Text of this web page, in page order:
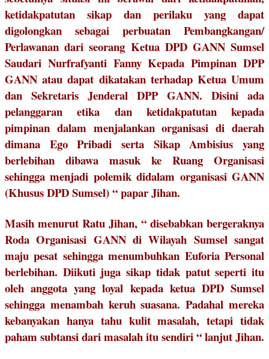
ketidakpatutan sikap dan perilaku yang dapat
digolongkan sebagai perbuatan Pembangkangan/
Perlawanan dari seorang Ketua DPD GANN Sumsel
Saudari Nurfrafyanti Fanny Kepada Pimpinan DPP
GANN atau dapat dikatakan terhadap Ketua Umum
dan Sekretaris Jenderal DPP GANN. Disini ada
pelanggaran etika dan ketidakpatutan kepada
pimpinan dalam menjalankan organisasi di daerah
dimana Ego Pribadi serta Sikap Ambisius yang
berlebihan dibawa masuk ke Ruang Organisasi
sehingga menjadi polemik didalam organisasi GANN
(Khusus DPD Sumsel) “ papar Jihan.
Masih menurut Ratu Jihan, “ disebabkan bergeraknya
Roda Organisasi GANN di Wilayah Sumsel sangat
maju pesat sehingga menumbuhkan Euforia Personal
berlebihan. Diikuti juga sikap tidak patut seperti itu
oleh anggota yang loyal kepada ketua DPD Sumsel
sehingga menambah keruh suasana. Padahal mereka
kebanyakan hanya tahu kulit masalah, tetapi tidak
paham subtansi dari masalah itu sendiri “ lanjut Jihan.